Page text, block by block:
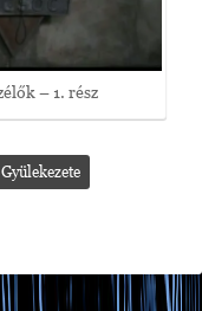
– 1. rész